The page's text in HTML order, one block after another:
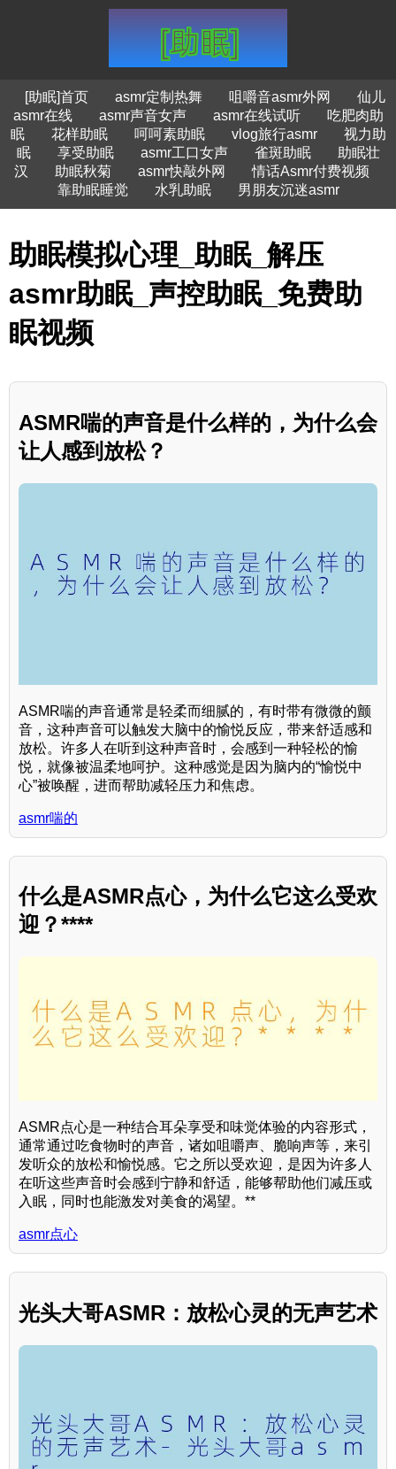
[助眠]首页 asmr定制热舞 咀嚼音asmr外网
仙儿
asmr在线
asmr声音女声 asmr在线试听
吃肥肉助
眠
花样助眠 呵呵素助眠 vlog旅行asmr
视力助
眠
享受助眠 asmr工口女声 雀斑助眠
助眠壮
汉
助眠秋菊 asmr快敲外网
情话Asmr付费视频
靠助眠睡觉
水乳助眠 男朋友沉迷asmr
助眠模拟心理_助眠_解压
asmr助眠_声控助眠_免费助
眠视频
ASMR喘的声音是什么样的，为什么会
让人感到放松？
ASMR喘的声音通常是轻柔而细腻的，有时带有微微的颤
音，这种声音可以触发大脑中的愉悦反应，带来舒适感和
放松。许多人在听到这种声音时，会感到一种轻松的愉
悦，就像被温柔地呵护。这种感觉是因为脑内的“愉悦中
心”被唤醒，进而帮助减轻压力和焦虑。
asmr喘的
什么是ASMR点心，为什么它这么受欢
迎？****
ASMR点心是一种结合耳朵享受和味觉体验的内容形式，
通常通过吃食物时的声音，诸如咀嚼声、脆响声等，来引
发听众的放松和愉悦感。它之所以受欢迎，是因为许多人
在听这些声音时会感到宁静和舒适，能够帮助他们减压或
入眠，同时也能激发对美食的渴望。**
asmr点心
光头大哥ASMR：放松心灵的无声艺术